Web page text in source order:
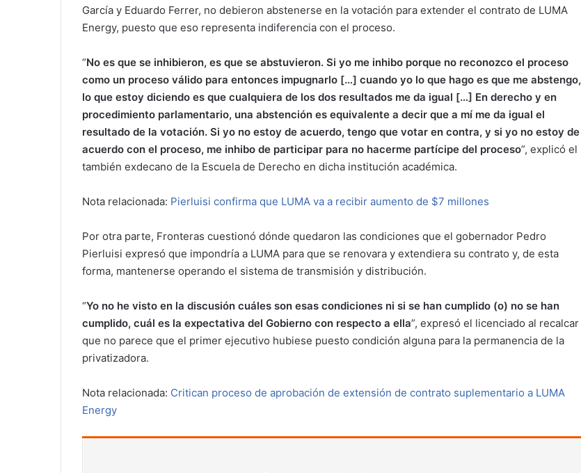
García y Eduardo Ferrer, no debieron abstenerse en la votación para extender el contrato de LUMA
Energy, puesto que eso representa indiferencia con el proceso.
“No es que se inhibieron, es que se abstuvieron. Si yo me inhibo porque no reconozco el proceso
como un proceso válido para entonces impugnarlo […] cuando yo lo que hago es que me abstengo,
lo que estoy diciendo es que cualquiera de los dos resultados me da igual […] En derecho y en
procedimiento parlamentario, una abstención es equivalente a decir que a mí me da igual el
resultado de la votación. Si yo no estoy de acuerdo, tengo que votar en contra, y si yo no estoy de
acuerdo con el proceso, me inhibo de participar para no hacerme partícipe del proceso”, explicó el
también exdecano de la Escuela de Derecho en dicha institución académica.
Nota relacionada: Pierluisi confirma que LUMA va a recibir aumento de $7 millones
Por otra parte, Fronteras cuestionó dónde quedaron las condiciones que el gobernador Pedro
Pierluisi expresó que impondría a LUMA para que se renovara y extendiera su contrato y, de esta
forma, mantenerse operando el sistema de transmisión y distribución.
“Yo no he visto en la discusión cuáles son esas condiciones ni si se han cumplido (o) no se han
cumplido, cuál es la expectativa del Gobierno con respecto a ella”, expresó el licenciado al recalcar
que no parece que el primer ejecutivo hubiese puesto condición alguna para la permanencia de la
privatizadora.
Nota relacionada: Critican proceso de aprobación de extensión de contrato suplementario a LUMA
Energy